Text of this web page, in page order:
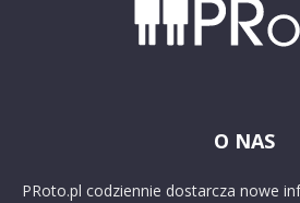
O NAS
PRoto.pl codziennie dostarcza nowe